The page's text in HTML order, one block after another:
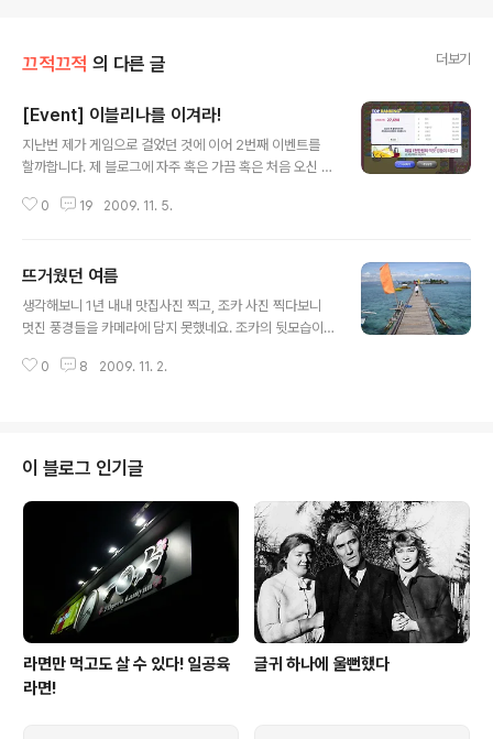
끄적끄적 의 다른 글 더보기
[Event] 이블리나를 이겨라!
지난번 제가 게임으로 걸었던 것에 이어 2번째 이벤트를
할까합니다. 제 블로그에 자주 혹은 가끔 혹은 처음 오신 분
팝팝 (게임하러 가기) 대전기간 : 11월 마지막날까지! (발표
한 게임을 하셔서, 제가 명시한 기간 내에 저보다 높은 점수
를 획득하신 뒤 해당 점수 화면을 캡쳐하여 블로그에 올리
신 뒤, 트랙백으로 보내주시면 됩니다. 단, 해당 기간 내에
0 19 2009. 11. 5.
뜨거웠던 여름
생각해보니 1년 내내 맛집사진 찍고, 조카 사진 찍다보니
멋진 풍경들을 카메라에 담지 못했네요. 조카의 뒷모습이
에 풍덩하고 싶은 사진인 것 같아서 하나 찾아서 올립니다.
0 8 2009. 11. 2.
이 블로그 인기글
라면만 먹고도 살 수 있다! 일공육
라면!
글귀 하나에 울뻔했다